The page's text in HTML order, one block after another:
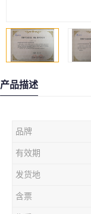
产品描述
品牌
有效期
发货地
含票